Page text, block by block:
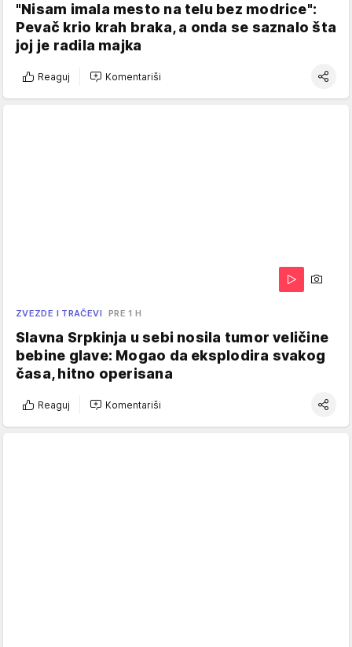
"Nisam imala mesto na telu bez modrice":
Pevač krio krah braka, a onda se saznalo šta
joj je radila majka
Reaguj Komentariši
ZVEZDE I TRAČEVI PRE 1 H
Slavna Srpkinja u sebi nosila tumor veličine
bebine glave: Mogao da eksplodira svakog
časa, hitno operisana
Reaguj Komentariši